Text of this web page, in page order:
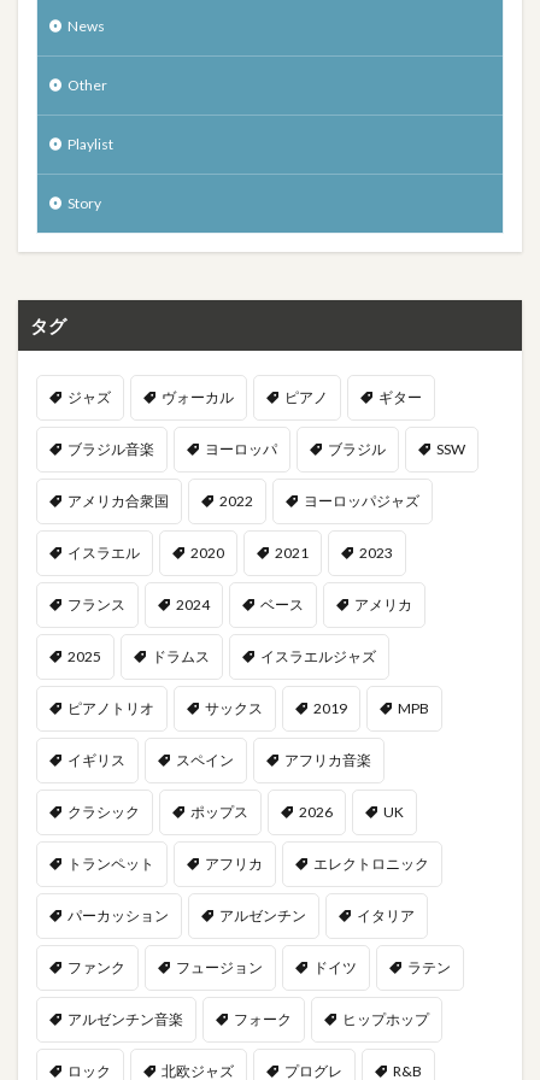
News
Other
Playlist
Story
タグ
ジャズ ヴォーカル ピアノ ギター
ブラジル音楽 ヨーロッパ ブラジル SSW
アメリカ合衆国 2022 ヨーロッパジャズ
イスラエル 2020 2021 2023
フランス 2024 ベース アメリカ
2025 ドラムス イスラエルジャズ
ピアノトリオ サックス 2019 MPB
イギリス スペイン アフリカ音楽
クラシック ポップス 2026 UK
トランペット アフリカ エレクトロニック
パーカッション アルゼンチン イタリア
ファンク フュージョン ドイツ ラテン
アルゼンチン音楽 フォーク ヒップホップ
ロック 北欧ジャズ プログレ R&B